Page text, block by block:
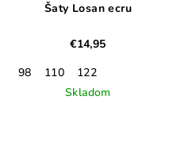
Šaty Losan ecru
€14,95
98
110
122
Skladom